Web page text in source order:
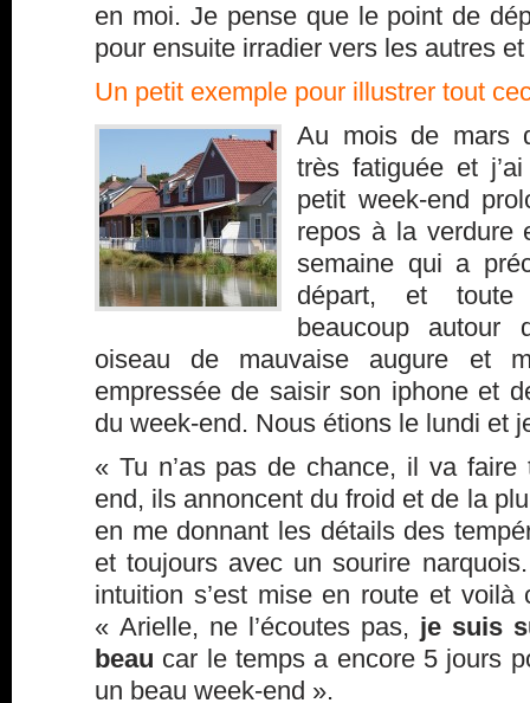
en moi. Je pense que le point de
pour ensuite irradier vers les autres et
Un petit exemple pour illustrer tout
Au mois de mars
très fatiguée et
petit week-end
repos à la verdure
semaine qui a
départ, et toute
beaucoup autour
oiseau de mauvaise augure et
empressée de saisir son iphone et
du week-end. Nous étions le lundi et
« Tu n’as pas de chance, il va
end, ils annoncent du froid et de la
en me donnant les détails des
et toujours avec un sourire
intuition s’est mise en route et
« Arielle, ne l’écoutes pas, je suis
beau car le temps a encore 5 jours
un beau week-end ».